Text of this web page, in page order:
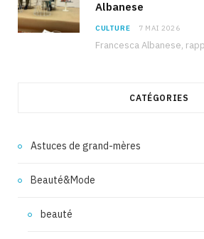
Albanese
CULTURE 7 MAI 2026
CATÉGORIES
Astuces de grand-mères
Beauté&Mode
beauté